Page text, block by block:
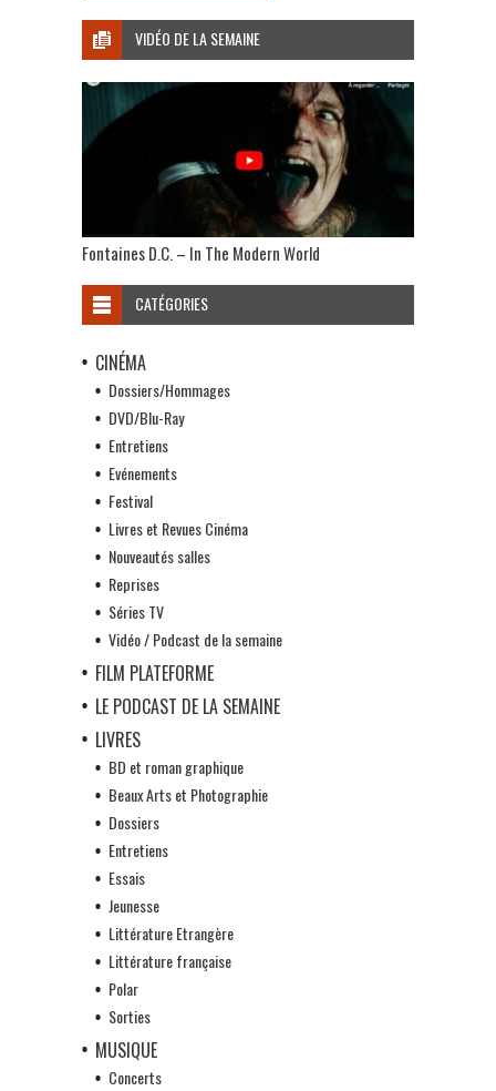
VIDÉO DE LA SEMAINE
Fontaines D.C. – In The Modern World
CATÉGORIES
CINÉMA
Dossiers/Hommages
DVD/Blu-Ray
Entretiens
Evénements
Festival
Livres et Revues Cinéma
Nouveautés salles
Reprises
Séries TV
Vidéo / Podcast de la semaine
FILM PLATEFORME
LE PODCAST DE LA SEMAINE
LIVRES
BD et roman graphique
Beaux Arts et Photographie
Dossiers
Entretiens
Essais
Jeunesse
Littérature Etrangère
Littérature française
Polar
Sorties
MUSIQUE
Concerts